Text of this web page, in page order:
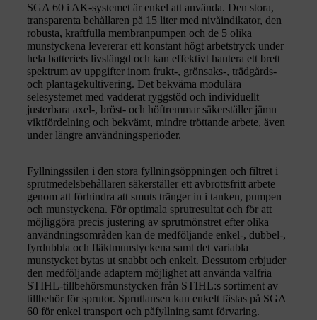
SGA 60 i AK-systemet är enkel att använda. Den stora,
transparenta behållaren på 15 liter med nivåindikator, den
robusta, kraftfulla membranpumpen och de 5 olika
munstyckena levererar ett konstant högt arbetstryck under
hela batteriets livslängd och kan effektivt hantera ett brett
spektrum av uppgifter inom frukt-, grönsaks-, trädgårds-
och plantagekultivering. Det bekväma modulära
selesystemet med vadderat ryggstöd och individuellt
justerbara axel-, bröst- och höftremmar säkerställer jämn
viktfördelning och bekvämt, mindre tröttande arbete, även
under längre användningsperioder.
Fyllningssilen i den stora fyllningsöppningen och filtret i
sprutmedelsbehållaren säkerställer ett avbrottsfritt arbete
genom att förhindra att smuts tränger in i tanken, pumpen
och munstyckena. För optimala sprutresultat och för att
möjliggöra precis justering av sprutmönstret efter olika
användningsområden kan de medföljande enkel-, dubbel-,
fyrdubbla och fläktmunstyckena samt det variabla
munstycket bytas ut snabbt och enkelt. Dessutom erbjuder
den medföljande adaptern möjlighet att använda valfria
STIHL-tillbehörsmunstycken från STIHL:s sortiment av
tillbehör för sprutor. Sprutlansen kan enkelt fästas på SGA
60 för enkel transport och påfyllning samt förvaring.